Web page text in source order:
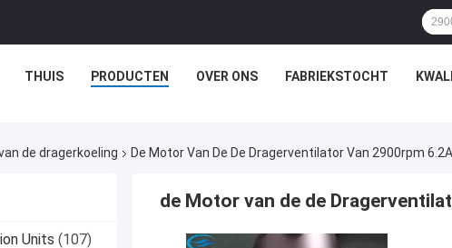
THUIS PRODUCTEN OVER ONS FABRIEKSTOCHT
de dragerkoeling De Motor Van De De Dragerventilator Van 2900rpm
Units (107)
de Motor van de de